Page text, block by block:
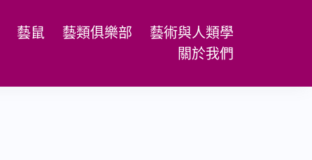
藝鼠 藝類俱樂部
藝術與人類學
關於我們